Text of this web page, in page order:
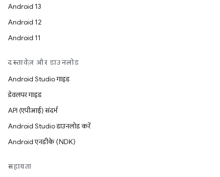
Android 13
Android 12
Android 11
दस्तावेज़ और डाउनलोड
Android Studio गाइड
डेवलपर गाइड
API (एपीआई) संदर्भ
Android Studio डाउनलोड करें
Android एनडीके (NDK)
सहायता